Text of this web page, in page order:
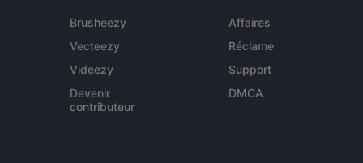
Brusheezy
Vecteezy
Videezy
Devenir
contributeur
Affaires
Réclame
Support
DMCA